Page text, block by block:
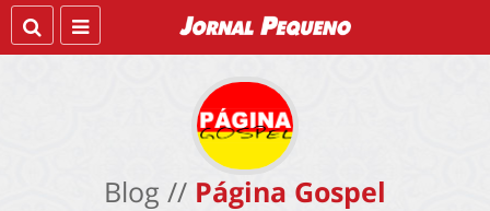
Blog // Página Gospel